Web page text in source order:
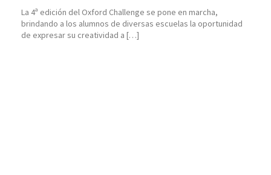
La 4ª edición del Oxford Challenge se pone en marcha,
brindando a los alumnos de diversas escuelas la oportunidad
de expresar su creatividad a […]